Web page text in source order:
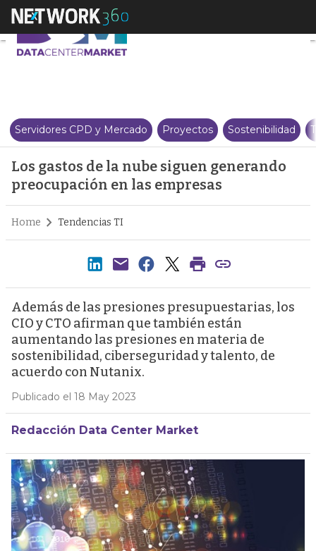
Los gastos de la nube siguen
Servidores CPD y Mercado Proyectos Sostenibilidad
Los gastos de la nube siguen generando
preocupación en las empresas
Home Tendencias TI
Además de las presiones presupuestarias, los
CIO y CTO afirman que también están
aumentando las presiones en materia de
sostenibilidad, ciberseguridad y talento, de
acuerdo con Nutanix.
Publicado el 18 May 2023
Redacción Data Center Market